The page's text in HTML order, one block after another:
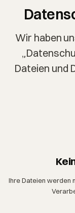
Wir haben
Dateien und
Ihre Dateien werden